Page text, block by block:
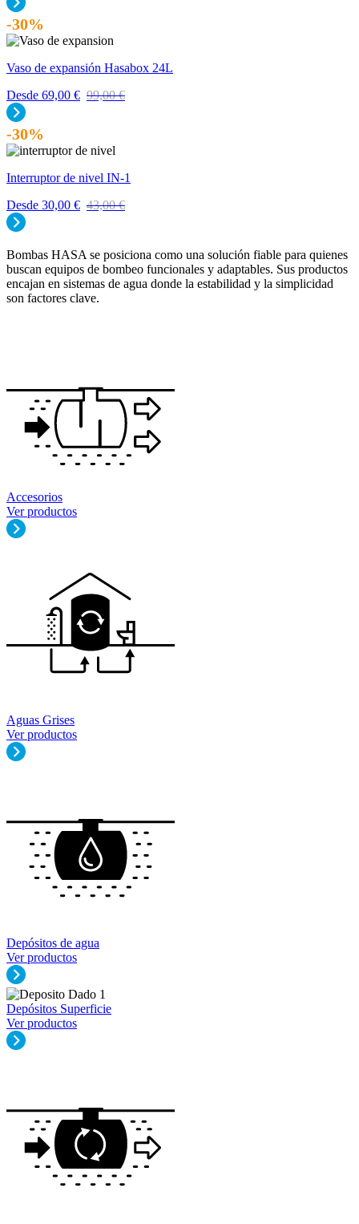
-30%
Vaso de expansión Hasabox 24L
Desde 69,00 € 99,00€
-30%
Interruptor de nivel IN-1
Desde 30,00 € 43,00€
Bombas HASA se posiciona como una solución fiable para quienes
buscan equipos de bombeo funcionales y adaptables. Sus productos
encajan en sistemas de agua donde la estabilidad y la simplicidad
son factores clave.
Accesorios
Ver productos
Aguas Grises
Ver productos
Depósitos de agua
Ver productos
Depósitos Superficie
Ver productos